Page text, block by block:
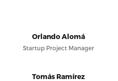
Orlando Alomá
Startup Project Manager
Tomás Ramírez